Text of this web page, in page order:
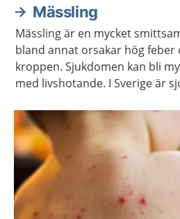
Mässling
Mässling är en mycket
bland annat orsakar hög feber
kroppen. Sjukdomen kan bli
med livshotande. I Sverige är
vaccinationsprogrammet för